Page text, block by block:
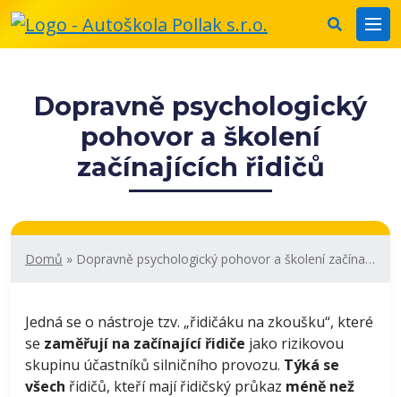
Dopravně psychologický
pohovor a školení
začínajících řidičů
Domů » Dopravně psychologický pohovor a školení začínajících řidičů
Jedná se o nástroje tzv. „řidičáku na zkoušku“, které
se zaměřují na začínající řidiče jako rizikovou
skupinu účastníků silničního provozu. Týká se
všech řidičů, kteří mají řidičský průkaz méně než